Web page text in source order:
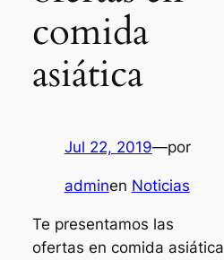
comida
asiática
Jul 22, 2019—por
adminen Noticias
Te presentamos las
ofertas en comida asiática